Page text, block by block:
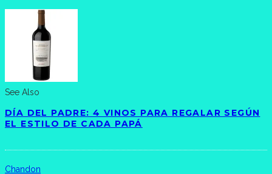
See Also
DÍA DEL PADRE: 4 VINOS PARA REGALAR SEGÚN
EL ESTILO DE CADA PAPÁ
Chandon